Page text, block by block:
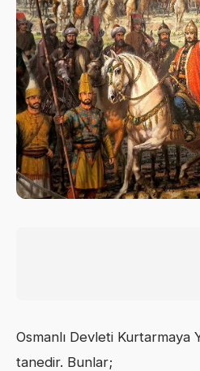
Osmanlı Devleti Kurtarmaya
tanedir. Bunlar;